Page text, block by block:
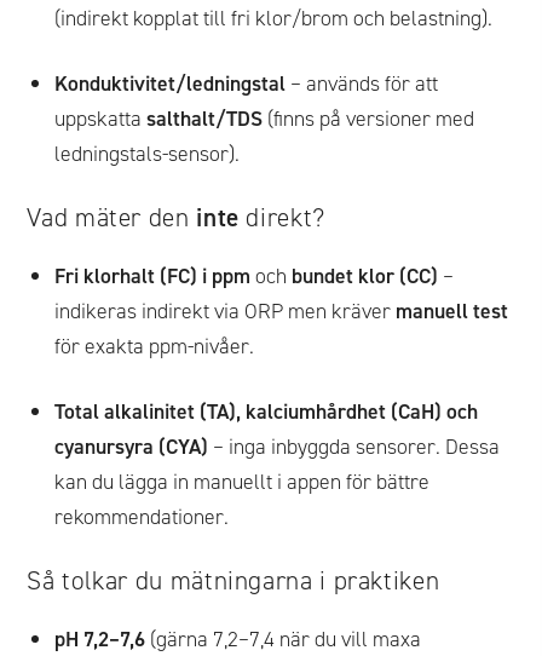
(indirekt kopplat till fri klor/brom och belastning).
Konduktivitet/ledningstal – används för att
uppskattasalthalt/TDS (finns på versioner med
ledningstals-sensor).
Vad mäter den inte direkt?
Fri klorhalt (FC) i ppm och bundet klor (CC) –
indikeras indirekt via ORP men kräver manuell test
för exakta ppm-nivåer.
Total alkalinitet (TA), kalciumhårdhet (CaH) och
cyanursyra (CYA) – inga inbyggda sensorer. Dessa
kan du lägga in manuellt i appen för bättre
rekommendationer.
Så tolkar du mätningarna i praktiken
pH 7,2–7,6 (gärna 7,2–7,4 när du vill maxa